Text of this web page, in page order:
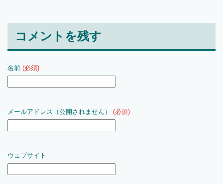
コメントを残す
名前 (必須)
メールアドレス（公開されません） (必須)
ウェブサイト